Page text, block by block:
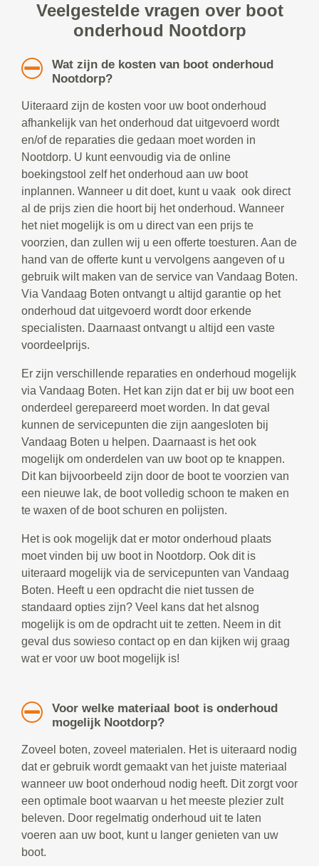
Veelgestelde vragen over boot
onderhoud Nootdorp
Wat zijn de kosten van boot onderhoud
Nootdorp?
Uiteraard zijn de kosten voor uw boot onderhoud
afhankelijk van het onderhoud dat uitgevoerd wordt
en/of de reparaties die gedaan moet worden in
Nootdorp. U kunt eenvoudig via de online
boekingstool zelf het onderhoud aan uw boot
inplannen. Wanneer u dit doet, kunt u vaak ook direct
al de prijs zien die hoort bij het onderhoud. Wanneer
het niet mogelijk is om u direct van een prijs te
voorzien, dan zullen wij u een offerte toesturen. Aan de
hand van de offerte kunt u vervolgens aangeven of u
gebruik wilt maken van de service van Vandaag Boten.
Via Vandaag Boten ontvangt u altijd garantie op het
onderhoud dat uitgevoerd wordt door erkende
specialisten. Daarnaast ontvangt u altijd een vaste
voordeelprijs.
Er zijn verschillende reparaties en onderhoud mogelijk
via Vandaag Boten. Het kan zijn dat er bij uw boot een
onderdeel gerepareerd moet worden. In dat geval
kunnen de servicepunten die zijn aangesloten bij
Vandaag Boten u helpen. Daarnaast is het ook
mogelijk om onderdelen van uw boot op te knappen.
Dit kan bijvoorbeeld zijn door de boot te voorzien van
een nieuwe lak, de boot volledig schoon te maken en
te waxen of de boot schuren en polijsten.
Het is ook mogelijk dat er motor onderhoud plaats
moet vinden bij uw boot in Nootdorp. Ook dit is
uiteraard mogelijk via de servicepunten van Vandaag
Boten. Heeft u een opdracht die niet tussen de
standaard opties zijn? Veel kans dat het alsnog
mogelijk is om de opdracht uit te zetten. Neem in dit
geval dus sowieso contact op en dan kijken wij graag
wat er voor uw boot mogelijk is!
Voor welke materiaal boot is onderhoud
mogelijk Nootdorp?
Zoveel boten, zoveel materialen. Het is uiteraard nodig
dat er gebruik wordt gemaakt van het juiste materiaal
wanneer uw boot onderhoud nodig heeft. Dit zorgt voor
een optimale boot waarvan u het meeste plezier zult
beleven. Door regelmatig onderhoud uit te laten
voeren aan uw boot, kunt u langer genieten van uw
boot.